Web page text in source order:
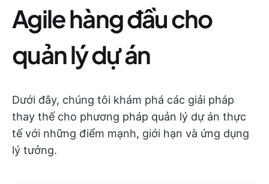
Agile hàng đầu cho
quản lý dự án
Dưới đây, chúng tôi khám phá các giải pháp
thay thế cho phương pháp quản lý dự án thực
tế với những điểm mạnh, giới hạn và ứng dụng
lý tưởng.